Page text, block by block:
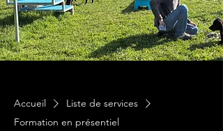
Accueil
Liste de services
Formation en présentiel